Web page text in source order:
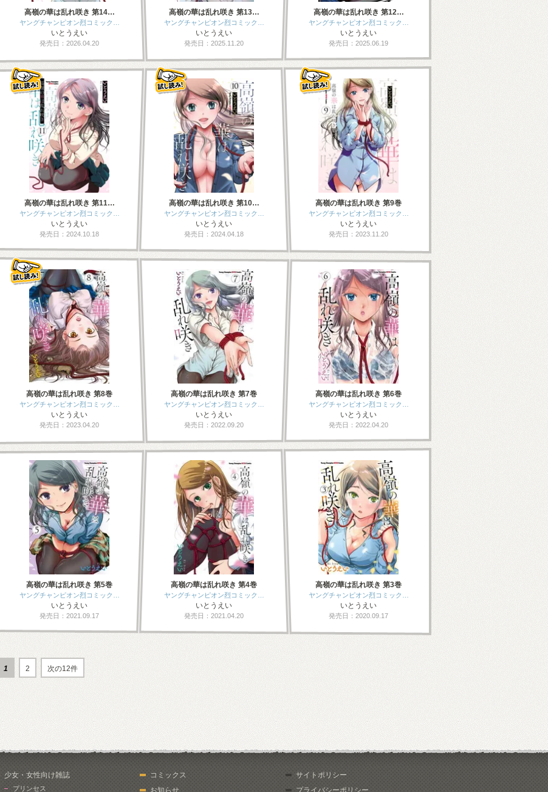
高嶺の華は乱れ咲き 第14…
ヤングチャンピオン烈コミック…
いとうえい
発売日：2026.04.20
高嶺の華は乱れ咲き 第13…
ヤングチャンピオン烈コミック…
いとうえい
発売日：2025.11.20
高嶺の華は乱れ咲き 第12…
ヤングチャンピオン烈コミック…
いとうえい
発売日：2025.06.19
高嶺の華は乱れ咲き 第11…
ヤングチャンピオン烈コミック…
いとうえい
発売日：2024.10.18
高嶺の華は乱れ咲き 第10…
ヤングチャンピオン烈コミック…
いとうえい
発売日：2024.04.18
高嶺の華は乱れ咲き 第9巻
ヤングチャンピオン烈コミック…
いとうえい
発売日：2023.11.20
高嶺の華は乱れ咲き 第8巻
ヤングチャンピオン烈コミック…
いとうえい
発売日：2023.04.20
高嶺の華は乱れ咲き 第7巻
ヤングチャンピオン烈コミック…
いとうえい
発売日：2022.09.20
高嶺の華は乱れ咲き 第6巻
ヤングチャンピオン烈コミック…
いとうえい
発売日：2022.04.20
高嶺の華は乱れ咲き 第5巻
ヤングチャンピオン烈コミック…
いとうえい
発売日：2021.09.17
高嶺の華は乱れ咲き 第4巻
ヤングチャンピオン烈コミック…
いとうえい
発売日：2021.04.20
高嶺の華は乱れ咲き 第3巻
ヤングチャンピオン烈コミック…
いとうえい
発売日：2020.09.17
1 2 次の12件
少女・女性向け雑誌
プリンセス
コミックス
お知らせ
サイトポリシー
プライバシーポリシー